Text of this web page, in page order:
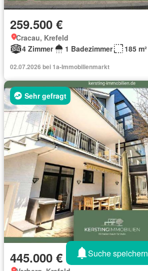
259.500 €
Cracau, Krefeld
4 Zimmer
1 Badezimmer 185 m²
02.07.2026 bei 1a-Immobilienmarkt
Sehr gefragt
445.000 € Suche speichern